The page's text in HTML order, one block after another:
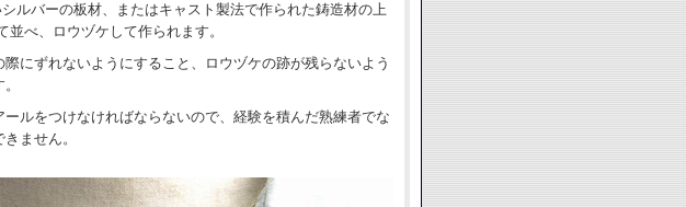
バーの板材、またはキャスト製法で作られた鋳造材の上
べ、ロウヅケして作られます。
にずれないようにすること、ロウヅケの跡が残らないよう
ルをつけなければならないので、経験を積んだ熟練者でな
ません。